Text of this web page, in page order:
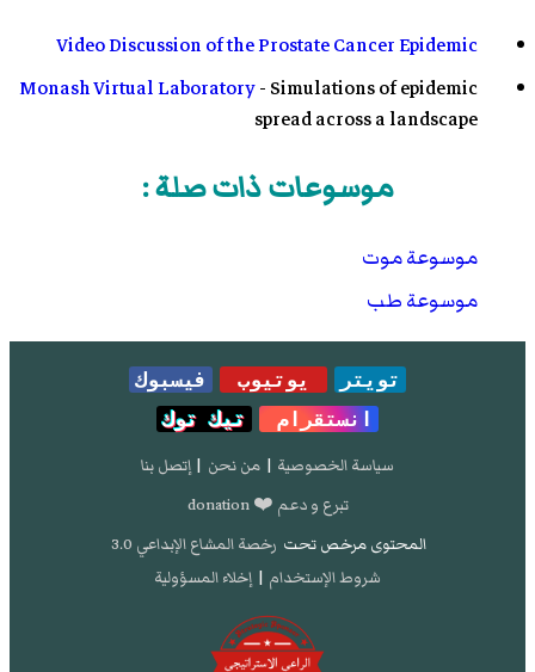
Video Discussion of the Prostate Cancer Epidemic
Monash Virtual Laboratory- Simulations of epidemic
spread across a landscape
موسوعات ذات صلة :
موسوعة موت
موسوعة طب
تويتر يوتيوب
فيسبوك
انستقرام
تيك توك
سياسة الخصوصية | من نحن | إتصل بنا
تبرع و دعم ❤️ donation
المحتوى مرخص تحت رخصة المشاع الإبداعي 3.0
شروط الإستخدام | إخلاء المسؤولية